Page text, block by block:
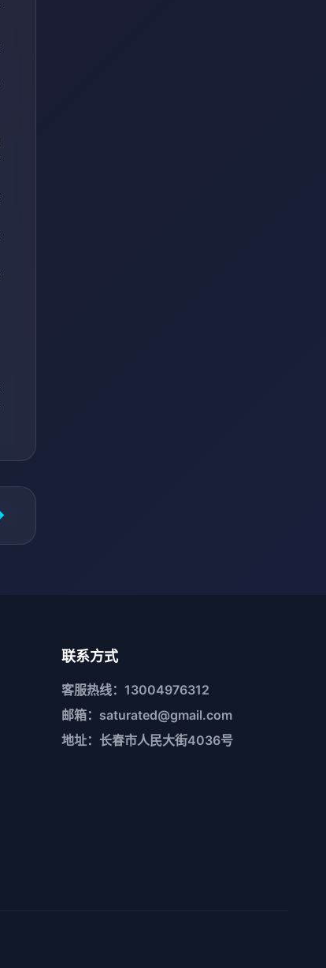
联系方式
客服热线：13004976312
邮箱：saturated@gmail.com
地址：长春市人民大街4036号